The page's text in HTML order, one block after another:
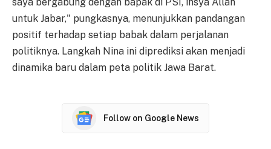
saya bergabung dengan bapak di PSI, insya Allah
untuk Jabar," pungkasnya, menunjukkan pandangan
positif terhadap setiap babak dalam perjalanan
politiknya. Langkah Nina ini diprediksi akan menjadi
dinamika baru dalam peta politik Jawa Barat.
Follow on Google News